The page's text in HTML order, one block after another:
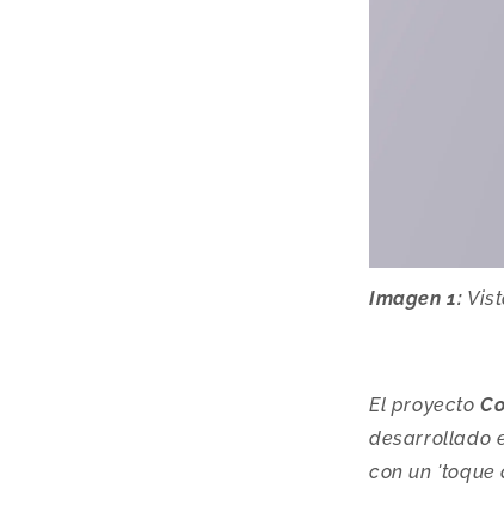
Imagen 1:
El proyecto
desarrollado
con un 'toque